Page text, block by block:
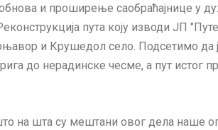
и проширење саобраћајнице у
пута коју изводи ЈП
и Крушедол село. Подсетимо да
до нерадинске чесме, а пут истог
на шта су мештани овог дела наше